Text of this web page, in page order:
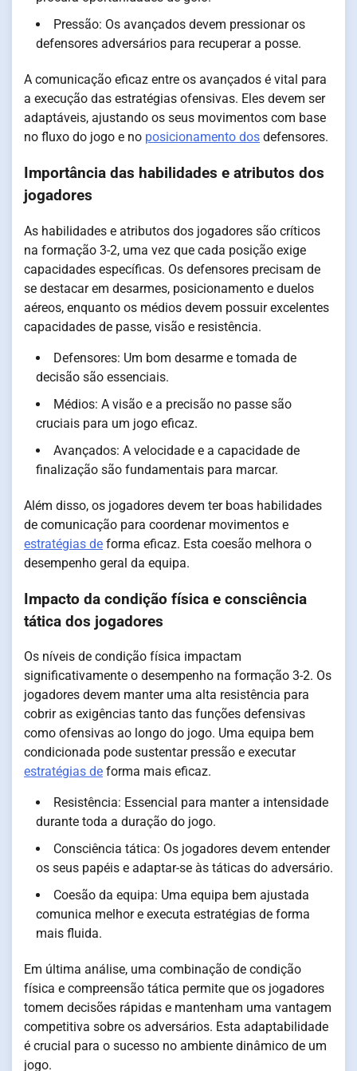
Pressão: Os avançados devem pressionar os
defensores adversários para recuperar a posse.
A comunicação eficaz entre os avançados é vital para
a execução das estratégias ofensivas. Eles devem ser
adaptáveis, ajustando os seus movimentos com base
no fluxo do jogo e no posicionamento dos defensores.
Importância das habilidades e atributos dos
jogadores
As habilidades e atributos dos jogadores são críticos
na formação 3-2, uma vez que cada posição exige
capacidades específicas. Os defensores precisam de
se destacar em desarmes, posicionamento e duelos
aéreos, enquanto os médios devem possuir excelentes
capacidades de passe, visão e resistência.
Defensores: Um bom desarme e tomada de
decisão são essenciais.
Médios: A visão e a precisão no passe são
cruciais para um jogo eficaz.
Avançados: A velocidade e a capacidade de
finalização são fundamentais para marcar.
Além disso, os jogadores devem ter boas habilidades
de comunicação para coordenar movimentos e
estratégias de forma eficaz. Esta coesão melhora o
desempenho geral da equipa.
Impacto da condição física e consciência
tática dos jogadores
Os níveis de condição física impactam
significativamente o desempenho na formação 3-2. Os
jogadores devem manter uma alta resistência para
cobrir as exigências tanto das funções defensivas
como ofensivas ao longo do jogo. Uma equipa bem
condicionada pode sustentar pressão e executar
estratégias de forma mais eficaz.
Resistência: Essencial para manter a intensidade
durante toda a duração do jogo.
Consciência tática: Os jogadores devem entender
os seus papéis e adaptar-se às táticas do adversário.
Coesão da equipa: Uma equipa bem ajustada
comunica melhor e executa estratégias de forma
mais fluida.
Em última análise, uma combinação de condição
física e compreensão tática permite que os jogadores
tomem decisões rápidas e mantenham uma vantagem
competitiva sobre os adversários. Esta adaptabilidade
é crucial para o sucesso no ambiente dinâmico de um
jogo.